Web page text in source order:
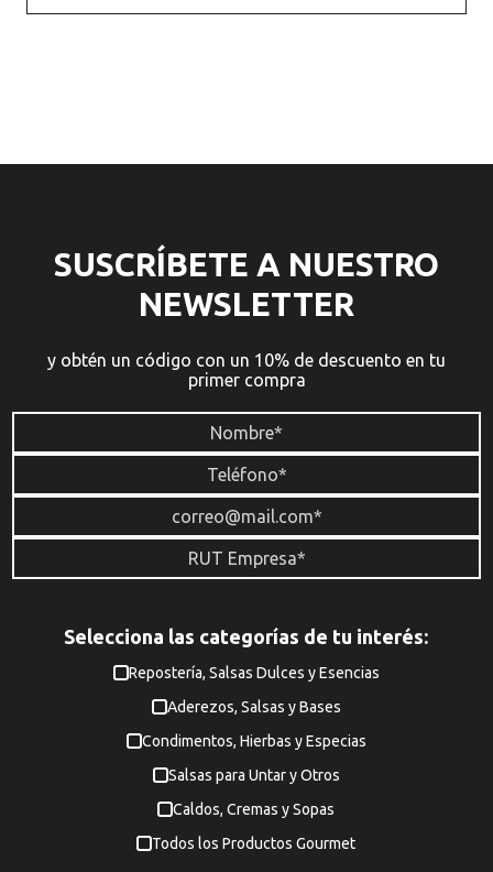
SUSCRÍBETE A NUESTRO
NEWSLETTER
y obtén un código con un 10% de descuento en tu
primer compra
Selecciona las categorías de tu interés:
Repostería, Salsas Dulces y Esencias
Aderezos, Salsas y Bases
Condimentos, Hierbas y Especias
Salsas para Untar y Otros
Caldos, Cremas y Sopas
Todos los Productos Gourmet